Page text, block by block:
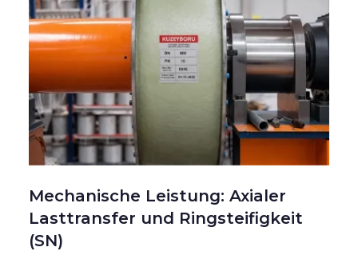
Mechanische Leistung: Axialer
Lasttransfer und Ringsteifigkeit
(SN)